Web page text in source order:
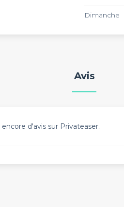
Dimanche
Avis
d'avis sur Privateaser.